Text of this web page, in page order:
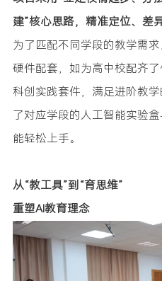
建”核心思路，精准定位、差
为了匹配不同学段的教学需
硬件配套，如为高中校配齐
科创实践套件，满足进阶教
了对应学段的人工智能实验
能轻松上手。
从“教工具”到“育思维”
重塑AI教育理念